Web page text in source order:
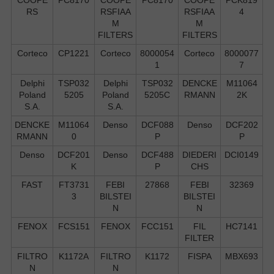
RS
RSFIAA
M
FILTERS
RSFIAA
M
FILTERS
4
Corteco CP1221 Corteco
8000054
1
Corteco
8000077
7
Delphi
Poland
S.А.
TSP032
5205
Delphi
Poland
S.А.
TSP032
5205C
DENCKE
RMANN
M11064
2K
DENCKE
RMANN
M11064
0
Denso
DCF088
P
Denso
DCF202
P
Denso
DCF201
K
Denso
DCF488
P
DIEDERI
CHS
DCI0149
FAST
FT3731
3
FEBI
BILSTEI
N
27868
FEBI
BILSTEI
N
32369
FENOX FCS151 FENOX FCC151
FIL
FILTER
HC7141
FILTRO
N
K1172A
FILTRO
N
K1172 FISPA MBX693